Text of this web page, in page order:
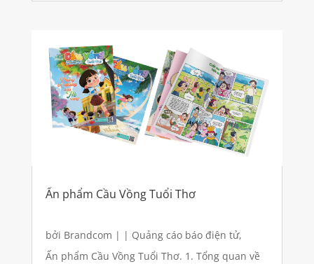
Ấn phẩm Cầu Vồng Tuổi Thơ
bởi Brandcom | | Quảng cáo báo điện tử,
Quảng cáo báo giấy
Ấn phẩm Cầu Vồng Tuổi Thơ. 1. Tổng quan về